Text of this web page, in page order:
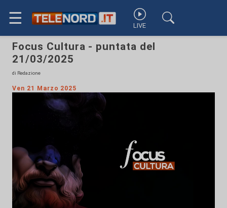
☰ LIVE
Focus Cultura - puntata del
21/03/2025
di Redazione
Ven 21 Marzo 2025